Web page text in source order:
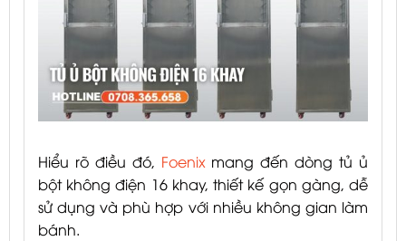
Hiểu rõ điều đó, Foenixmang đến dòng tủ ủ
bột không điện 16 khay, thiết kế gọn gàng, dễ
sử dụng và phù hợp với nhiều không gian làm
bánh.